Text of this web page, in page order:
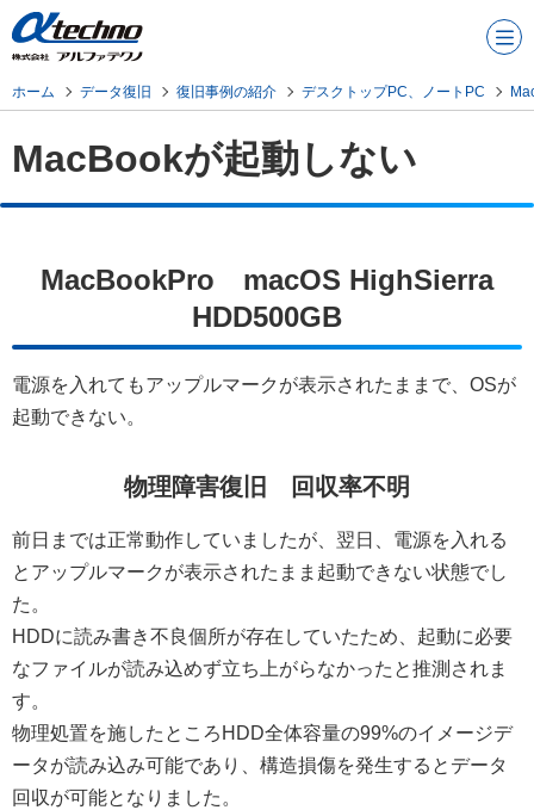
メニュ
ー
ホーム データ復旧 復旧事例の紹介 デスクトップPC、ノートPC
MacBookが起動しない
MacBookPro macOS HighSierra
HDD500GB
電源を入れてもアップルマークが表示されたままで、OSが
起動できない。
物理障害復旧 回収率不明
前日までは正常動作していましたが、翌日、電源を入れる
とアップルマークが表示されたまま起動できない状態でし
た。
HDDに読み書き不良個所が存在していたため、起動に必要
なファイルが読み込めず立ち上がらなかったと推測されま
す。
物理処置を施したところHDD全体容量の99%のイメージデ
ータが読み込み可能であり、構造損傷を発生するとデータ
回収が可能となりました。